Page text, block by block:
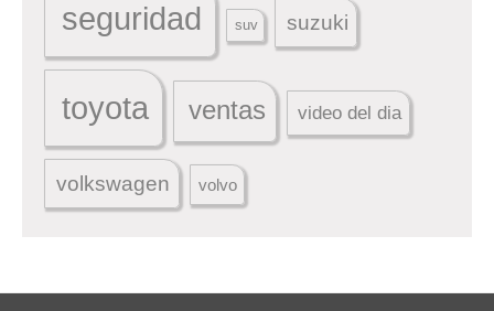
seguridad suv suzuki
toyota ventas video del dia
volkswagen volvo